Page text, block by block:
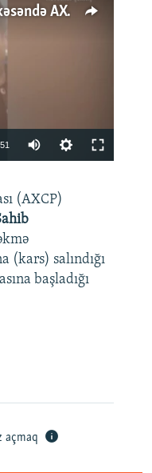
'Məni təpiklədilər ki...' - Daşkəsəndə AXCP fəalının yaxınları onun həbsinə etiraz edirlər
available
360p
720p
1080p
(AXCP)
(kars) salındığı
başladığı
açmaq